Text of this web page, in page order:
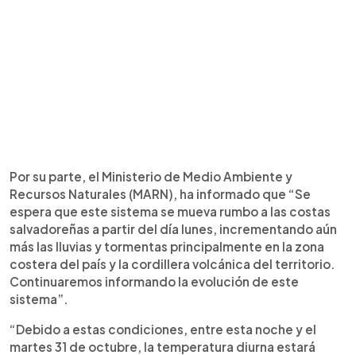
Por su parte, el Ministerio de Medio Ambiente y
Recursos Naturales (MARN), ha informado que “Se
espera que este sistema se mueva rumbo a las costas
salvadoreñas a partir del día lunes, incrementando aún
más las lluvias y tormentas principalmente en la zona
costera del país y la cordillera volcánica del territorio.
Continuaremos informando la evolución de este
sistema”.
“Debido a estas condiciones, entre esta noche y el
martes 31 de octubre, la temperatura diurna estará